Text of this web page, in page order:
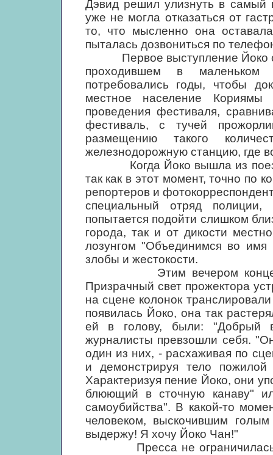
Дэвид решил улизнуть в самый
уже не могла отказаться от
то, что мысленно она
пыталась дозвониться по
Первое выступление Йоко
проходившем в маленьком
потребовались годы, чтобы
местное население
проведения фестиваля,
фестиваль, с тучей
размещению такого
железнодорожную станцию, где
Когда Йоко вышла из
так как в этот момент, точно по
репортеров и
специальный отряд полиции,
попытается подойти слишком
города, так и от дикости
лозунгом "Объединимся во имя
злобы и жестокости.
Этим вечером концерт
Призрачный свет прожектора
на сцене колонок
появилась Йоко, она так
ей в голову, были: "Добрый
журналисты превзошли себя.
один из них, - расхаживая по
и демонстрируя тело
Характеризуя пение Йоко, они
блюющий в сточную канаву"
самоубийства". В какой-то
человеком, выскочившим
выдержу! Я хочу Йоко Чан!"
Пресса не ограничилась